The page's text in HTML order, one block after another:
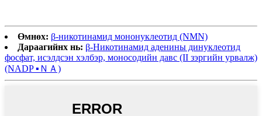
Өмнөх: β-никотинамид мононуклеотид (NMN)
Дараагийнх нь: β-Никотинамид аденины динуклеотид
фосфат, исэлдсэн хэлбэр, моносодийн давс (II зэргийн урвалж)
(NADP ▪ＮＡ)